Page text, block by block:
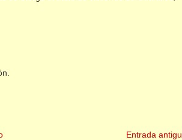
Entrada